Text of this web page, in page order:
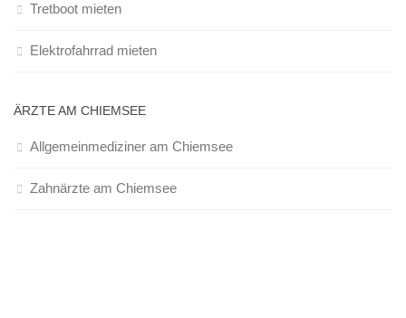
Tretboot mieten
Elektrofahrrad mieten
ÄRZTE AM CHIEMSEE
Allgemeinmediziner am Chiemsee
Zahnärzte am Chiemsee